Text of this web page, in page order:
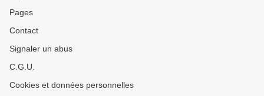
Pages
Contact
Signaler un abus
C.G.U.
Cookies et données personnelles